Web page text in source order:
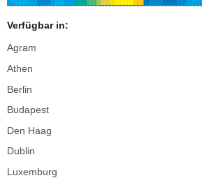
Verfügbar in:
Agram
Athen
Berlin
Budapest
Den Haag
Dublin
Luxemburg